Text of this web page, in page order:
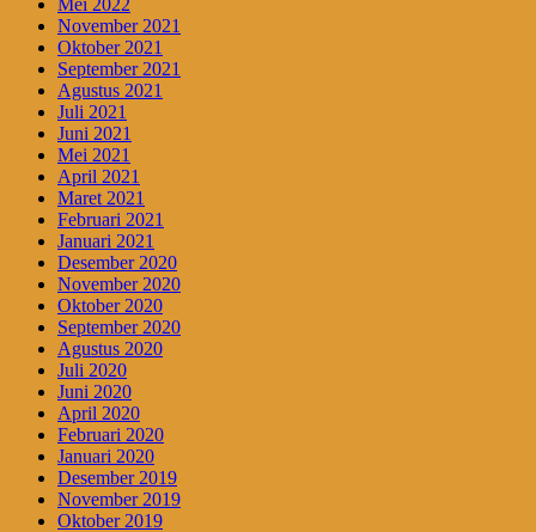
November 2021
Oktober 2021
September 2021
Agustus 2021
Juli 2021
Juni 2021
Mei 2021
April 2021
Maret 2021
Februari 2021
Januari 2021
Desember 2020
November 2020
Oktober 2020
September 2020
Agustus 2020
Juli 2020
Juni 2020
April 2020
Februari 2020
Januari 2020
Desember 2019
November 2019
Oktober 2019